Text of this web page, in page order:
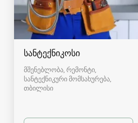
სანტექნიკოსი
მშენებლობა, რემონტი,
სანტექნიკური მომსახურება
თბილისი